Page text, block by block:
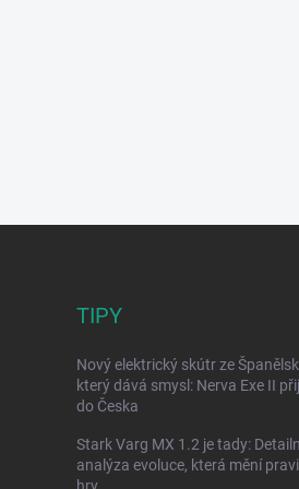
TIPY
Nový elektrický skútr ze
který dává smysl: Nerva Exe II
do Česka
Stark Varg MX 1.2 je tady:
analýza evoluce, která mění